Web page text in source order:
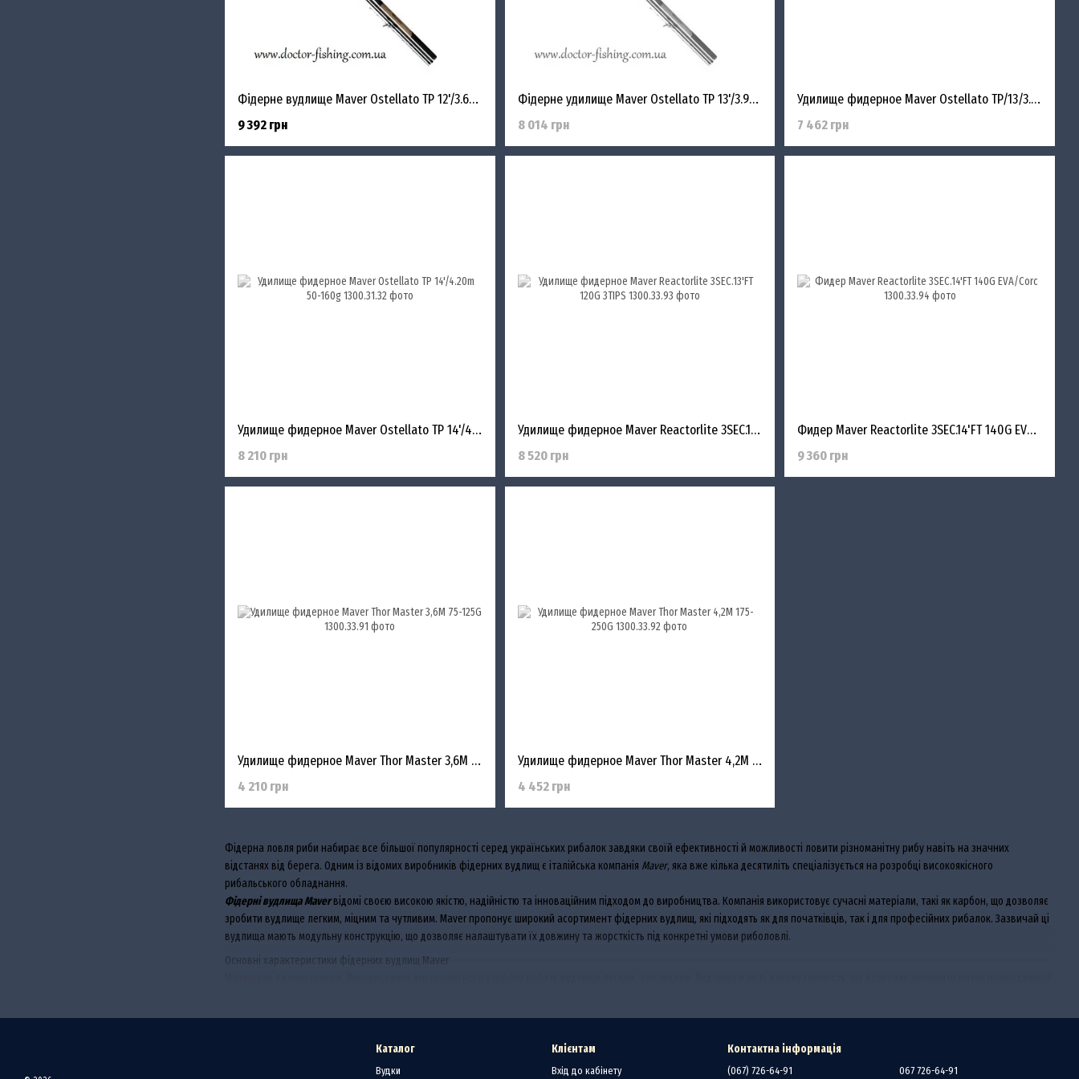
Фідерна ловля риби набирає все більшої популярності серед українських рибалок завдяки своїй ефективності й можливості ловити різноманітну рибу навіть на значних
відстанях від берега. Одним із відомих виробників фідерних вудлищ є італійська компанія Maver, яка вже кілька десятиліть спеціалізується на розробці високоякісного
рибальського обладнання.
Фідерні вудлища Maverвідомі своєю високою якістю, надійністю та інноваційним підходом до виробництва. Компанія використовує сучасні матеріали, такі як карбон, що дозволяє
зробити вудлище легким, міцним та чутливим. Maver пропонує широкий асортимент фідерних вудлищ, які підходять як для початківців, так і для професійних рибалок. Зазвичай ці
вудлища мають модульну конструкцію, що дозволяє налаштувати їх довжину та жорсткість під конкретні умови риболовлі.
Основні характеристики фідерних вудлищ Maver
Модельний ряд Maver включає вудлища різної довжини — від 3,3 до 4,5 метрів. Це дозволяє рибалкам вибрати модель, яка найкраще підходить для їх умов риболовлі, враховуючи
Фідерні вудлища Maver оснащені кільцями, які забезпечують рівномірний розподіл навантаження по всій довжині вудлища, а також ергономічною ручкою для зручності в
Фідерне вудлище Maver Ostellato TP 12'/3.60m 20-80g
9 392 грн
Фідерне удилище Maver Ostellato TP 13'/3.90m 100-250g
8 014 грн
Удилище фидерное Maver Ostellato TP/13/3.90м/40-150гр
7 462 грн
Удилище фидерное Maver Ostellato TP 14'/4.20m 50-160g
8 210 грн
Удилище фидерное Maver Reactorlite 3SEC.13'FT 120G 3TIPS
8 520 грн
Фидер Maver Reactorlite 3SEC.14'FT 140G EVA/Corc
9 360 грн
Удилище фидерное Maver Thor Master 3,6M 75-125G
4 210 грн
Удилище фидерное Maver Thor Master 4,2M 175-250G
4 452 грн
Каталог
Вудки
Клієнтам
Вхід до кабінету
Контактна інформація
(067) 726-64-91
067 726-64-91